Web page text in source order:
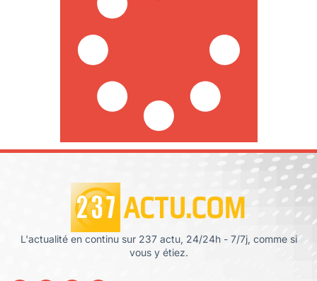
L'actualité en continu sur 237 actu, 24/24h - 7/7j, comme si
vous y étiez.